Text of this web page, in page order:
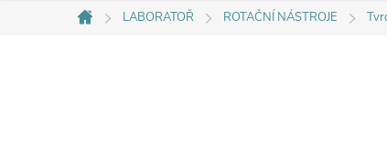
Domů
LABORATOŘ ROTAČNÍ NÁSTROJE